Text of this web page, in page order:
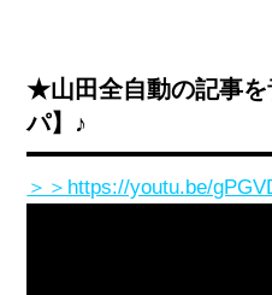
★山田全自動の記事を
パ】♪
＞＞https://youtu.be/